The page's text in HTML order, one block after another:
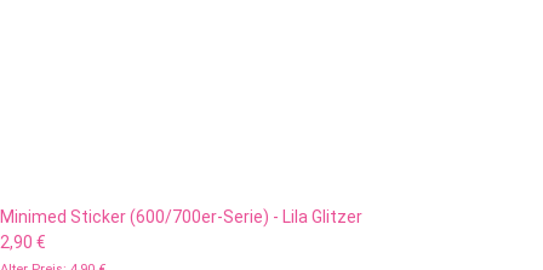
Minimed Sticker (600/700er-Serie) - Lila Glitzer
2,90 €